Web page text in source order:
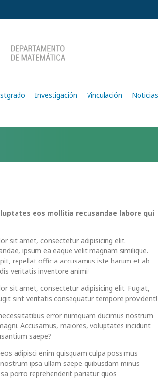
Investigación Vinculación Noticias
eos mollitia recusandae labore qui
sit amet, consectetur adipisicing elit.
ipsum ea eaque velit magnam similique.
repellat officia accusamus iste harum et ab
veritatis inventore animi!
sit amet, consectetur adipisicing elit. Fugiat,
sint veritatis consequatur tempore provident!
error numquam ducimus nostrum
Accusamus, maiores, voluptates incidunt
saepe?
adipisci enim quisquam culpa possimus
ipsa ullam saepe quibusdam minus
porro reprehenderit pariatur quos